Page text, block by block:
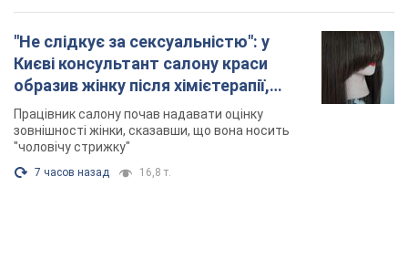
"Не слідкує за сексуальністю": у
Києві консультант салону краси
образив жінку після хімієтерапії,
розгорівся скандал. Фото
Працівник салону почав надавати оцінку
зовнішності жінки, сказавши, що вона носить
"чоловічу стрижку"
7 часов назад 16,8 т.